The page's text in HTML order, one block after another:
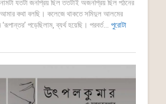
যতটা জনপ্রিয় ছিল ততটাই অজনপ্রিয় ছিল পঠনের
আমার কথা বলছি। কলেজে থাকতে সমিদুল আলমের
পড়েছিলাম, ব্যর্থ হয়েছি। পরবর্ত... পুরোটা